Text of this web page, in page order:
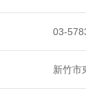
03-
新竹市